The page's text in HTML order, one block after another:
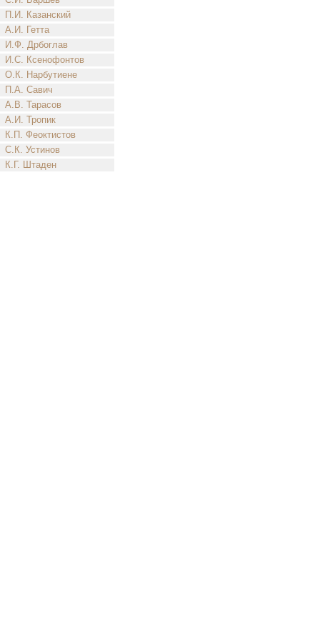
П.И. Казанский
А.И. Гетта
И.Ф. Дрбоглав
И.С. Ксенофонтов
О.К. Нарбутиене
П.А. Савич
А.В. Тарасов
А.И. Тропик
К.П. Феоктистов
С.К. Устинов
К.Г. Штаден